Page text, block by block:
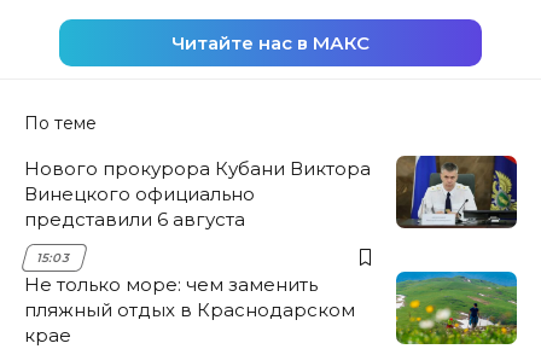
Читайте нас в МАКС
По теме
Нового прокурора Кубани Виктора
Винецкого официально
представили 6 августа
15:03
Не только море: чем заменить
пляжный отдых в Краснодарском
крае